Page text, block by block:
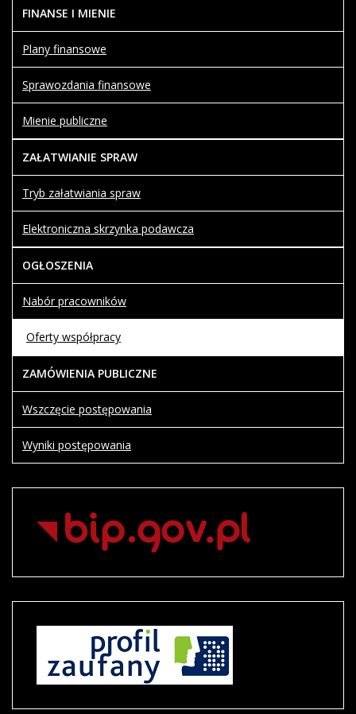
FINANSE I MIENIE
Plany finansowe
Sprawozdania finansowe
Mienie publiczne
ZAŁATWIANIE SPRAW
Tryb załatwiania spraw
Elektroniczna skrzynka podawcza
OGŁOSZENIA
Nabór pracowników
Oferty współpracy
ZAMÓWIENIA PUBLICZNE
Wszczęcie postępowania
Wyniki postępowania